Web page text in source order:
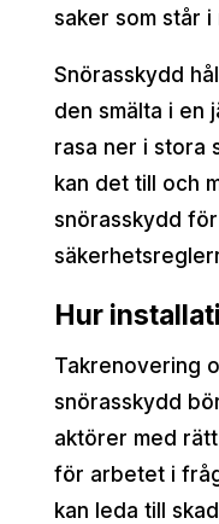
saker som står i
Snörasskydd
den smälta i en
rasa ner i stora
kan det till och
snörasskydd
Hur
Takrenovering
snörasskydd
aktörer med
för arbetet i
kan leda till